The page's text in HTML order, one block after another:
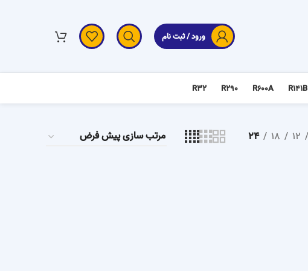
ورود / ثبت نام
R141B
R600A
R290
R32
12
18
24